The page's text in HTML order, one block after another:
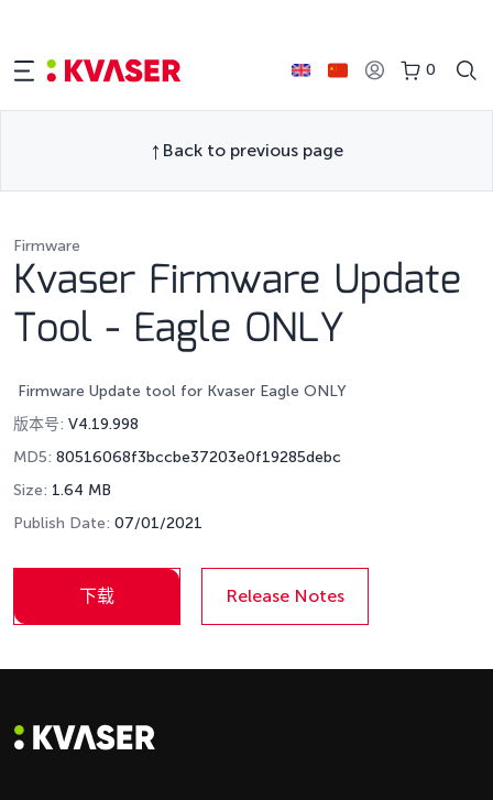
0
Back to previous page
Firmware
Kvaser Firmware Update
Tool - Eagle ONLY
Firmware Update tool for Kvaser Eagle ONLY
版本号: V4.19.998
MD5: 80516068f3bccbe37203e0f19285debc
Size: 1.64 MB
Publish Date: 07/01/2021
下载 Release Notes